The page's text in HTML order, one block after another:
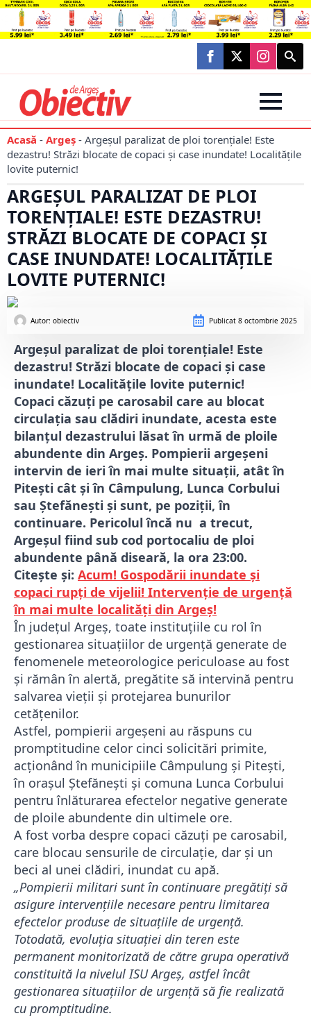
Search
for:
Acasă - Argeș - Argeșul paralizat de ploi torențiale! Este
dezastru! Străzi blocate de copaci și case inundate! Localitățile
lovite puternic!
ARGEȘUL PARALIZAT DE PLOI
TORENȚIALE! ESTE DEZASTRU!
STRĂZI BLOCATE DE COPACI ȘI
CASE INUNDATE! LOCALITĂȚILE
LOVITE PUTERNIC!
Autor: obiectiv Publicat 8 octombrie 2025
Argeșul paralizat de ploi torențiale! Este
dezastru! Străzi blocate de copaci și case
inundate! Localitățile lovite puternic!
Copaci căzuți pe carosabil care au blocat
circulația sau clădiri inundate, acesta este
bilanțul dezastrului lăsat în urmă de ploile
abundente din Argeș. Pompierii argeșeni
intervin de ieri în mai multe situații, atât în
Pitești cât și în Câmpulung, Lunca Corbului
sau Ștefănești și sunt, pe poziții, în
continuare. Pericolul încă nu a trecut,
Argeșul fiind sub cod portocaliu de ploi
abundente până diseară, la ora 23:00.
Citește și: Acum! Gospodării inundate și
copaci rupți de vijelii! Intervenție de urgență
în mai multe localități din Argeș!
În județul Argeș, toate instituțiile cu rol în
gestionarea situațiilor de urgență generate de
fenomenele meteorologice periculoase au fost
și rămân în alertă, pregătite să intervină pentru
salvarea vieții și protejarea bunurilor
cetățenilor.
Astfel, pompierii argeșeni au răspuns cu
promptitudine celor cinci solicitări primite,
acționând în municipiile Câmpulung și Pitești,
în orașul Ștefănești și comuna Lunca Corbului
pentru înlăturarea efectelor negative generate
de ploile abundente din ultimele ore.
A fost vorba despre copaci căzuți pe carosabil,
care blocau sensurile de circulație, dar și un
beci al unei clădiri, inundat cu apă.
„Pompierii militari sunt în continuare pregătiți să
asigure intervențiile necesare pentru limitarea
efectelor produse de situațiile de urgență.
Totodată, evoluția situației din teren este
permanent monitorizată de către grupa operativă
constituită la nivelul ISU Argeș, astfel încât
gestionarea situațiilor de urgență să fie realizată
cu promptitudine.